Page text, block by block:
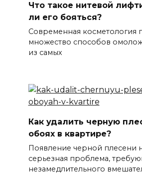
Что такое нитевой
ли его бояться?
Современная косметология
множество способов
из самых
Как удалить черную
обоях в квартире?
Появление черной плесени
серьезная проблема,
незамедлительного